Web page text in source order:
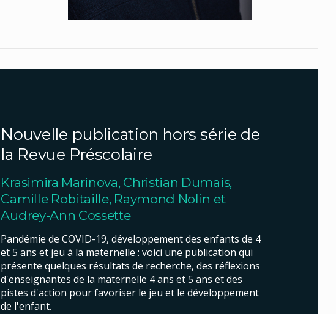
Nouvelle publication hors série de
la Revue Préscolaire
Krasimira Marinova, Christian Dumais,
Camille Robitaille, Raymond Nolin et
Audrey-Ann Cossette
Pandémie de COVID-19, développement des enfants de 4
et 5 ans et jeu à la maternelle : voici une publication qui
présente quelques résultats de recherche, des réflexions
d'enseignantes de la maternelle 4 ans et 5 ans et des
pistes d'action pour favoriser le jeu et le développement
de l'enfant.